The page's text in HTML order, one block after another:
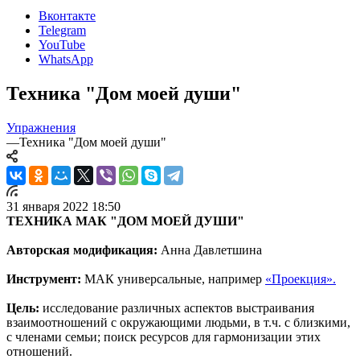
Вконтакте
Telegram
YouTube
WhatsApp
Техника "Дом моей души"
Упражнения
—Техника "Дом моей души"
31 января 2022 18:50
ТЕХНИКА МАК "ДОМ МОЕЙ ДУШИ"
Авторская модификация: Анна Давлетшина
Инструмент: МАК универсальные, например «Проекция».
Цель: исследование различных аспектов выстраивания
взаимоотношений с окружающими людьми, в т.ч. с близкими,
с членами семьи; поиск ресурсов для гармонизации этих
отношений.